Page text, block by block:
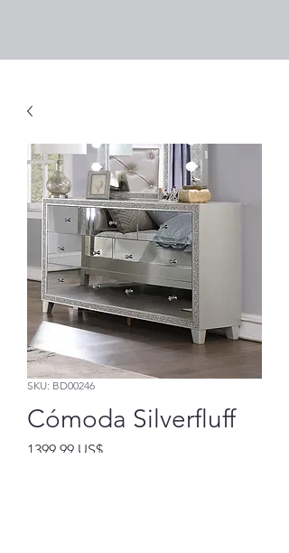
SKU: BD00246
Cómoda Silverfluff
1399,99 US$Precio